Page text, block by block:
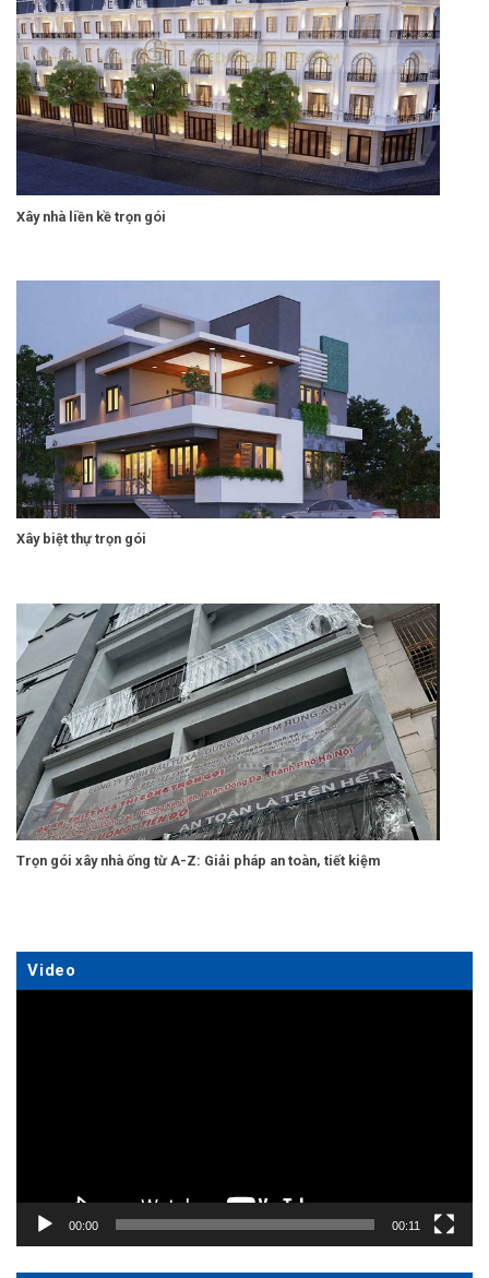
Xây nhà liền kề trọn gói
Xây biệt thự trọn gói
Trọn gói xây nhà ống từ A-Z: Giải pháp an toàn, tiết kiệm
Video
00:00 00:11